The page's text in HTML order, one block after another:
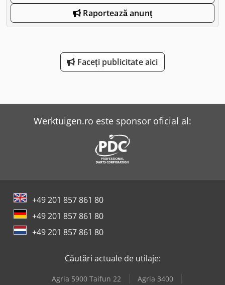
Raportează anunț
Faceți publicitate aici
Werktuigen.ro este sponsor oficial al:
+49 201 857 861 80
+49 201 857 861 80
+49 201 857 861 80
Căutări actuale de utilaje:
Agria 5900 Taifun 22
Agria 3400